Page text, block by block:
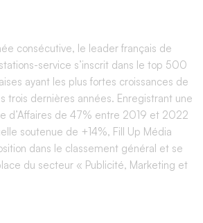
consécutive, le leader français de
service s’inscrit dans le top 500
ayant les plus fortes croissances de
trois dernières années. Enregistrant une
d’Affaires de 47% entre 2019 et 2022
soutenue de +14%, Fill Up Média
dans le classement général et se
du secteur « Publicité, Marketing et